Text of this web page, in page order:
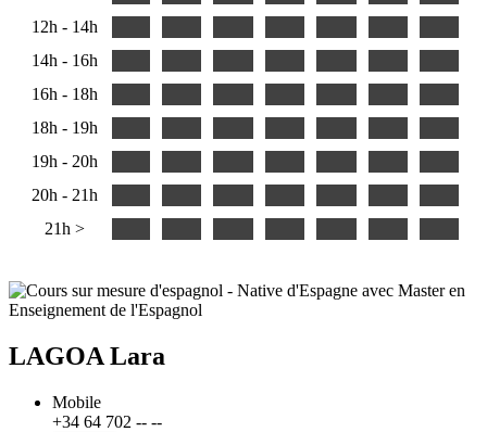
12h - 14h
14h - 16h
16h - 18h
18h - 19h
19h - 20h
20h - 21h
21h >
LAGOA Lara
Mobile
+34 64 702 -- --